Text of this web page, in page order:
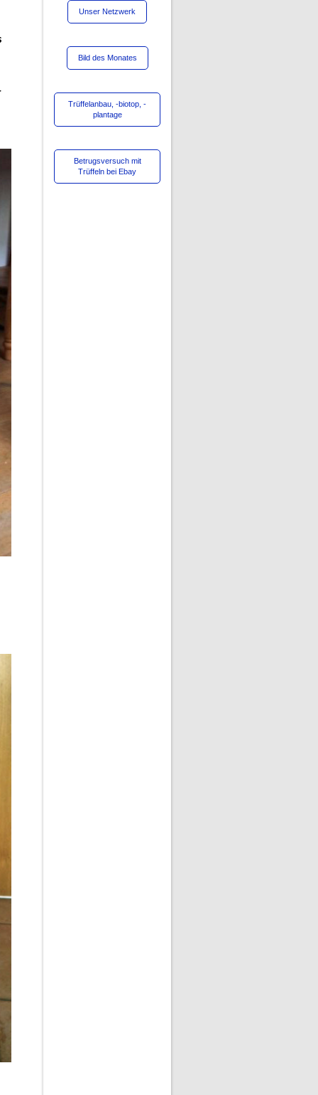
Unser Netzwerk
Bild des Monates
Trüffelanbau, -biotop, -
plantage
Betrugsversuch mit
Trüffeln bei Ebay